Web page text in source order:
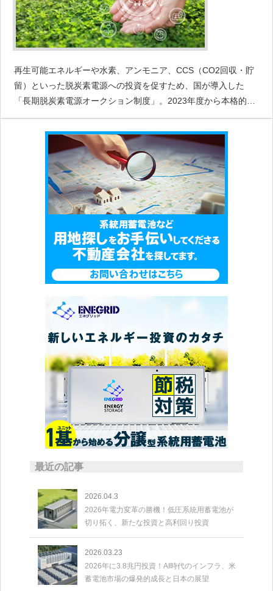
再生可能エネルギーや水素、アンモニア、CCS（CO2回収・貯
留）といった脱炭素電源への投資を促すため、国が導入した
「長期脱炭素電源オークション制度」。2023年度から本格的に
始動し、2024年には第2回の入札結果が発表されましたが、想
定よりも応札数が伸びず、制度の見直しが進められてきまし
最近の記事
2026.04.3
2026年電力変革の勝機！低圧系統用蓄電池が
切り拓く、新たな投資と高利回り投資
2026.03.23
2026年に3.8兆円投資！AI時代のインフラ、米
蓄電池市場の爆発的成長と日本の展望